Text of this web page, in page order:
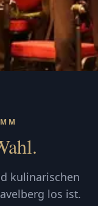
kulinarischen
los ist.